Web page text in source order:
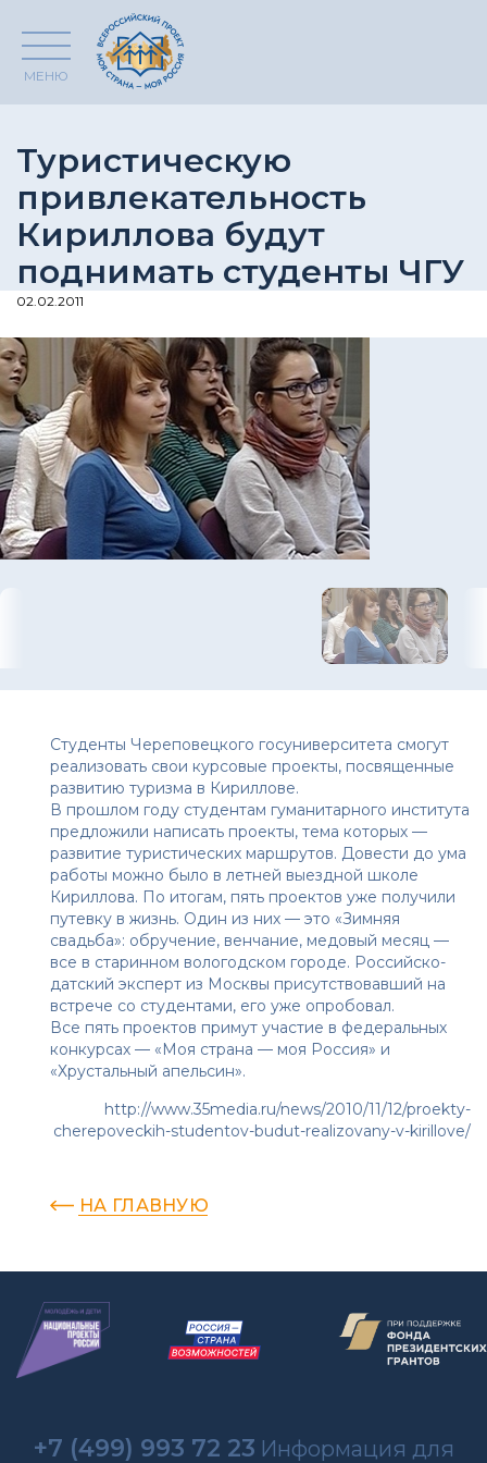
МЕНЮ
Туристическую
привлекательность
Кириллова будут
поднимать студенты ЧГУ
02.02.2011
Студенты Череповецкого госуниверситета смогут
реализовать свои курсовые проекты, посвященные
развитию туризма в Кириллове.
В прошлом году студентам гуманитарного института
предложили написать проекты, тема которых —
развитие туристических маршрутов. Довести до ума
работы можно было в летней выездной школе
Кириллова. По итогам, пять проектов уже получили
путевку в жизнь. Один из них — это «Зимняя
свадьба»: обручение, венчание, медовый месяц —
все в старинном вологодском городе. Российско-
датский эксперт из Москвы присутствовавший на
встрече со студентами, его уже опробовал.
Все пять проектов примут участие в федеральных
конкурсах — «Моя страна — моя Россия» и
«Хрустальный апельсин».
http://www.35media.ru/news/2010/11/12/proekty-
cherepoveckih-studentov-budut-realizovany-v-kirillove/
НА ГЛАВНУЮ
+7 (499) 993 72 23 Информация для